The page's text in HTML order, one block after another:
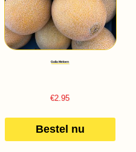
Galia Meloen
€2.95
Bestel nu